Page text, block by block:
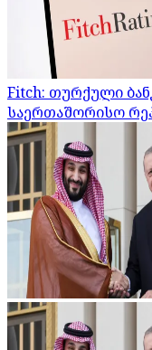
Fitch: თურქული
საერთაშორისო